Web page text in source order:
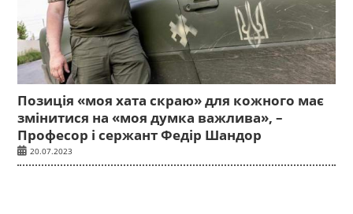
Позиція «моя хата скраю» для кожного має
змінитися на «моя думка важлива», –
Професор і сержант Федір Шандор
20.07.2023